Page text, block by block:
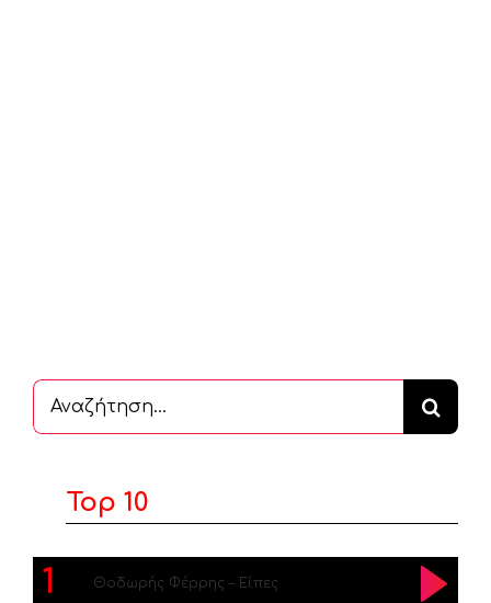
Αναζήτηση
...
Top 10
1 Θοδωρής Φέρρης – Είπες